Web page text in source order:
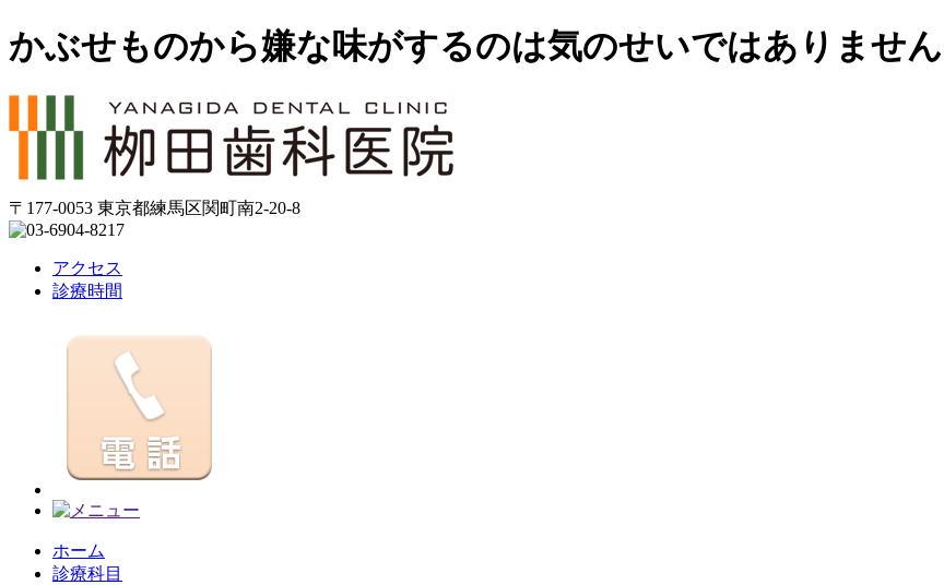
かぶせものから嫌な味がするのは気のせいではありません
〒177-0053 東京都練馬区関町南2-20-8
アクセス
診療時間
ホーム
診療科目